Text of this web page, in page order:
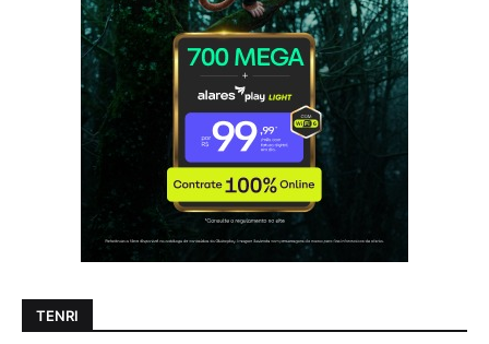
TENRI